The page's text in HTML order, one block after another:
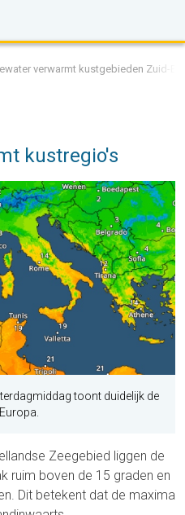
verwarmt kustgebieden Zuid-
kustregio's
toont duidelijk de
Zeegebied liggen de
ruim boven de 15 graden en
Dit betekent dat de maxima